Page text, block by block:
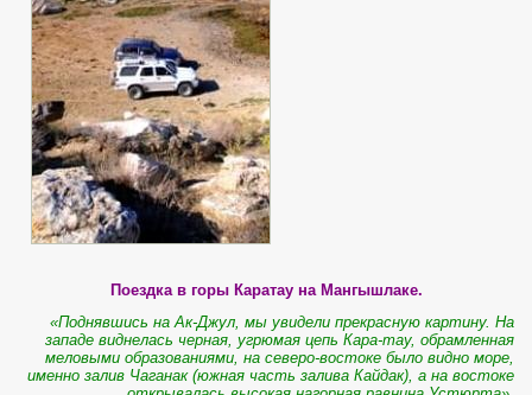
Поездка в горы Каратау на Мангышлаке.
«Поднявшись на Ак-Джул, мы увидели прекрасную картину. На
западе виднелась черная, угрюмая цепь Кара-тау, обрамленная
меловыми образованиями, на северо-востоке было видно море,
именно залив Чаганак (южная часть залива Кайдак), а на востоке